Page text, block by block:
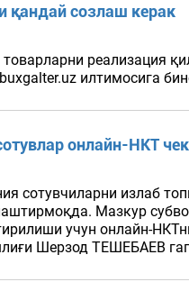
қандай созлаш керак
реализация
илтимосига
онлайн-НКТ
сотувчиларни излаб
Мазкур
учун онлайн-
Шерзод ТЕШЕБАЕВ